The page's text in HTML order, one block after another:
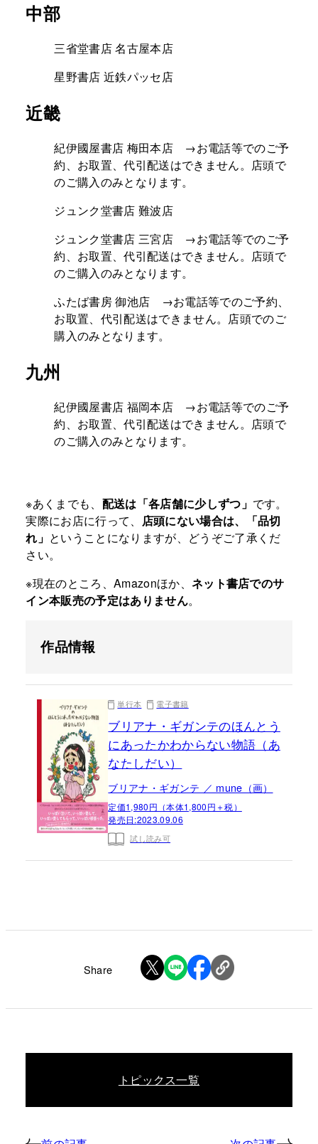
中部
三省堂書店 名古屋本店
星野書店 近鉄パッセ店
近畿
紀伊國屋書店 梅田本店 →お電話等でのご予
約、お取置、代引配送はできません。店頭で
のご購入のみとなります。
ジュンク堂書店 難波店
ジュンク堂書店 三宮店 →お電話等でのご予
約、お取置、代引配送はできません。店頭で
のご購入のみとなります。
ふたば書房 御池店 →お電話等でのご予約、
お取置、代引配送はできません。店頭でのご
購入のみとなります。
九州
紀伊國屋書店 福岡本店 →お電話等でのご予
約、お取置、代引配送はできません。店頭で
のご購入のみとなります。
※あくまでも、 配送は「各店舗に少しずつ」 です。
実際にお店に行って、 店頭にない場合は、「品切
れ」 ということになりますが、どうぞご了承くだ
さい。
※現在のところ、Amazonほか、 ネット書店でのサ
イン本販売の予定はありません。
作品情報
単行本 電子書籍
ブリアナ・ギガンテのほんとう
にあったかわからない物語（あ
なたしだい）
ブリアナ・ギガンテ ／ mune（画）
定価1,980円（本体1,800円＋税）
発売日:2023.09.06
試し読み可
Share
トピックス一覧